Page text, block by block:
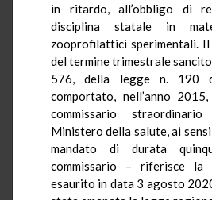
in ritardo, all’obbligo di
disciplina statale in
zooprofilattici sperimentali.
del termine trimestrale sancito
576, della legge n. 190
comportato, nell’anno
commissario
Ministero della salute, ai
mandato di durata
commissario – riferisce
esaurito in data 3 agosto